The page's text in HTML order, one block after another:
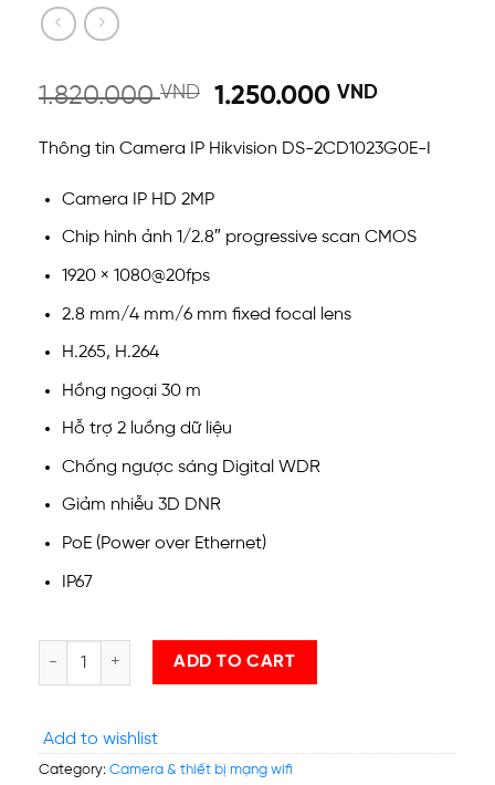
1.820.000VND 1.250.000VND
Thông tin Camera IP Hikvision DS-2CD1023G0E-I
Camera IP HD 2MP
Chip hình ảnh 1/2.8″ progressive scan CMOS
1920 × 1080@20fps
2.8 mm/4 mm/6 mm fixed focal lens
H.265, H.264
Hồng ngoại 30 m
Hỗ trợ 2 luồng dữ liệu
Chống ngược sáng Digital WDR
Giảm nhiễu 3D DNR
PoE (Power over Ethernet)
IP67
Camera IP HIKVISION DS-2CD1023G0E-I(L) H.265 Hỗ trợ POE
ADD TO CART
Add to wishlist
Category: Camera & thiết bị mạng wifi